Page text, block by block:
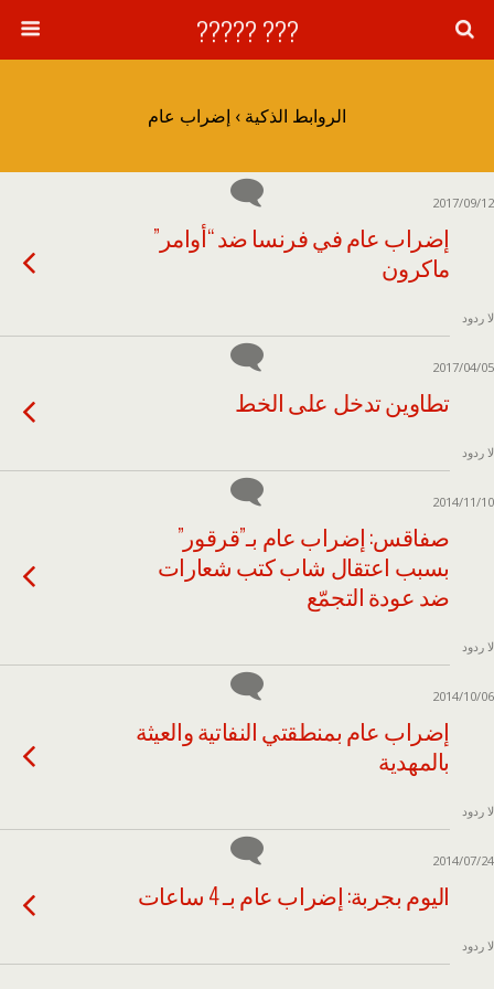
??? ?????
الروابط الذكية › إضراب عام
2017/09/12
إضراب عام في فرنسا ضد “أوامر”
ماكرون
لا ردود
2017/04/05
تطاوين تدخل على الخط
لا ردود
2014/11/10
صفاقس: إضراب عام بـ”قرقور”
بسبب اعتقال شاب كتب شعارات
ضد عودة التجمّع
لا ردود
2014/10/06
إضراب عام بمنطقتي النفاتية والعيثة
بالمهدية
لا ردود
2014/07/24
اليوم بجربة: إضراب عام بـ 4 ساعات
لا ردود